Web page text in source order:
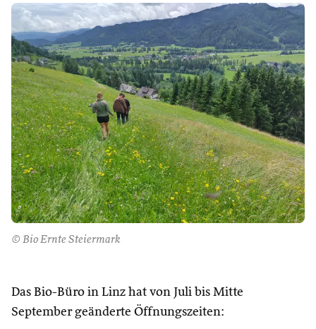
© Bio Ernte Steiermark
Das Bio-Büro in Linz hat von Juli bis Mitte
September geänderte Öffnungszeiten: